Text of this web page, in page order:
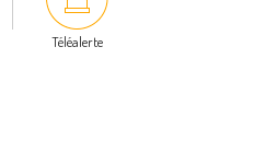
Téléalerte